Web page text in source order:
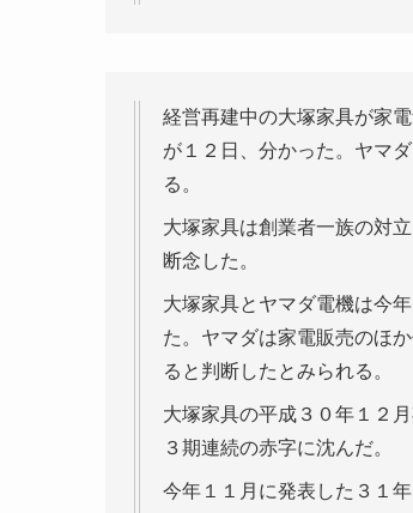
経営再建中の大塚家具が家
が１２日、分かった。ヤマ
る。
大塚家具は創業者一族の対
断念した。
大塚家具とヤマダ電機は今
た。ヤマダは家電販売のほ
ると判断したとみられる。
大塚家具の平成３０年１２
３期連続の赤字に沈んだ。
今年１１月に発表した３１